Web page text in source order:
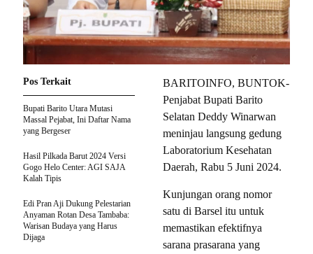
BARITOINFO, BUNTOK-
Penjabat Bupati Barito
Selatan Deddy Winarwan
meninjau langsung gedung
Laboratorium Kesehatan
Daerah, Rabu 5 Juni 2024.
Kunjungan orang nomor
satu di Barsel itu untuk
memastikan efektifnya
sarana prasarana yang
Pos Terkait
Bupati Barito Utara Mutasi
Massal Pejabat, Ini Daftar Nama
yang Bergeser
Hasil Pilkada Barut 2024 Versi
Gogo Helo Center: AGI SAJA
Kalah Tipis
Edi Pran Aji Dukung Pelestarian
Anyaman Rotan Desa Tambaba:
Warisan Budaya yang Harus
Dijaga